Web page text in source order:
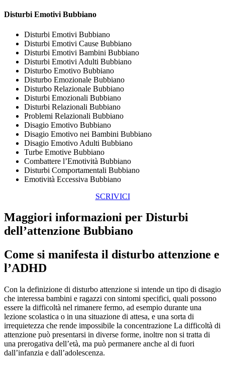
Disturbi Emotivi Bubbiano
Disturbi Emotivi Bubbiano
Disturbi Emotivi Cause Bubbiano
Disturbi Emotivi Bambini Bubbiano
Disturbi Emotivi Adulti Bubbiano
Disturbo Emotivo Bubbiano
Disturbo Emozionale Bubbiano
Disturbo Relazionale Bubbiano
Disturbi Emozionali Bubbiano
Disturbi Relazionali Bubbiano
Problemi Relazionali Bubbiano
Disagio Emotivo Bubbiano
Disagio Emotivo nei Bambini Bubbiano
Disagio Emotivo Adulti Bubbiano
Turbe Emotive Bubbiano
Combattere l’Emotività Bubbiano
Disturbi Comportamentali Bubbiano
Emotività Eccessiva Bubbiano
SCRIVICI
Maggiori informazioni per Disturbi
dell’attenzione Bubbiano
Come si manifesta il disturbo attenzione e
l’ADHD
Con la definizione di disturbo attenzione si intende un tipo di disagio
che interessa bambini e ragazzi con sintomi specifici, quali possono
essere la difficoltà nel rimanere fermo, ad esempio durante una
lezione scolastica o in una situazione di attesa, e una sorta di
irrequietezza che rende impossibile la concentrazione La difficoltà di
attenzione può presentarsi in diverse forme, inoltre non si tratta di
una prerogativa dell’età, ma può permanere anche al di fuori
dall’infanzia e dall’adolescenza.